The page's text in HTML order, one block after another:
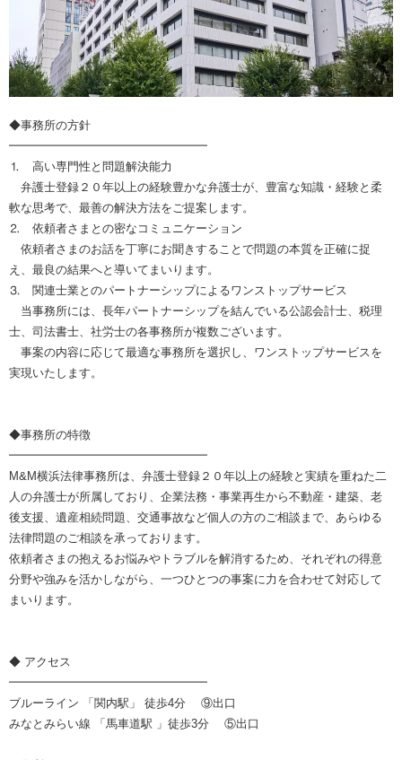
◆事務所の方針
━━━━━━━━━━━━━━━━━
⒈ 高い専門性と問題解決能力
弁護士登録２０年以上の経験豊かな弁護士が、豊富な知識・経験と柔
軟な思考で、最善の解決方法をご提案します。
⒉ 依頼者さまとの密なコミュニケーション
依頼者さまのお話を丁寧にお聞きすることで問題の本質を正確に捉
え、最良の結果へと導いてまいります。
⒊ 関連士業とのパートナーシップによるワンストップサービス
当事務所には、長年パートナーシップを結んでいる公認会計士、税理
士、司法書士、社労士の各事務所が複数ございます。
事案の内容に応じて最適な事務所を選択し、ワンストップサービスを
実現いたします。
◆事務所の特徴
━━━━━━━━━━━━━━━━━
M&M横浜法律事務所は、弁護士登録２０年以上の経験と実績を重ねた二
人の弁護士が所属しており、企業法務・事業再生から不動産・建築、老
後支援、遺産相続問題、交通事故など個人の方のご相談まで、あらゆる
法律問題のご相談を承っております。
依頼者さまの抱えるお悩みやトラブルを解消するため、それぞれの得意
分野や強みを活かしながら、一つひとつの事案に力を合わせて対応して
まいります。
◆ アクセス
━━━━━━━━━━━━━━━━━
ブルーライン 「関内駅」 徒歩4分 ⑨出口
みなとみらい線 「馬車道駅 」徒歩3分 ⑤出口